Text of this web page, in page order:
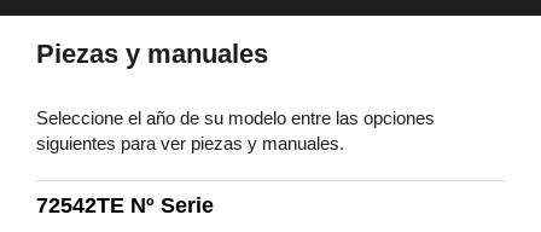
Piezas y manuales
Seleccione el año de su modelo entre las opciones
siguientes para ver piezas y manuales.
72542TE Nº Serie